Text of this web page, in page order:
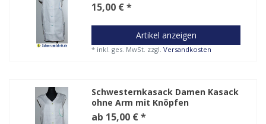
15,00 € *
Artikel anzeigen
* inkl. ges. MwSt. zzgl.Versandkosten
Schwesternkasack Damen Kasack
ohne Arm mit Knöpfen
ab 15,00 € *